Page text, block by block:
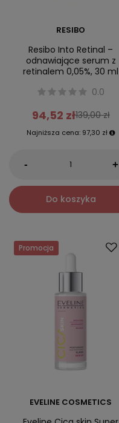
RESIBO
Resibo Into Retinal –
odnawiające serum z
retinalem 0,05%, 30 ml
0.0
94,52 zł139,00 zł
Najniższa cena: 97,30 zł
- +
Do koszyka
Promocja
EVELINE COSMETICS